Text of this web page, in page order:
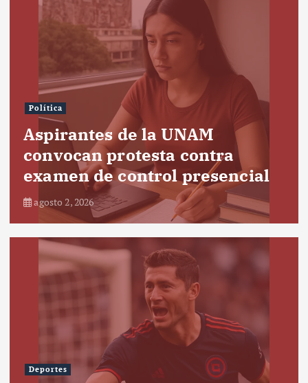
Política
Aspirantes de la UNAM
convocan protesta contra
examen de control presencial
agosto 2, 2026
Deportes